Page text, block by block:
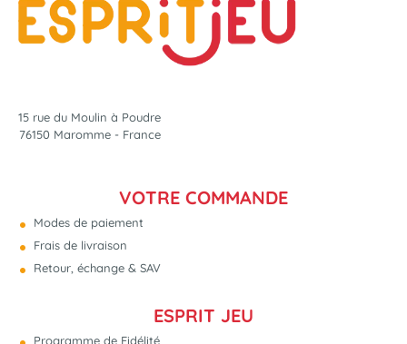
15 rue du Moulin à Poudre
76150 Maromme - France
VOTRE COMMANDE
Modes de paiement
Frais de livraison
Retour, échange & SAV
ESPRIT JEU
Programme de Fidélité